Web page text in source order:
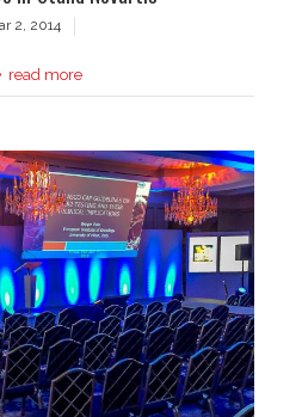
2, 2014
read more